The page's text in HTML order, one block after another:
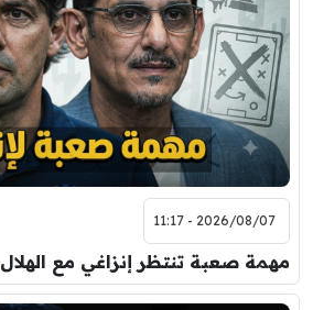
2026/08/07 - 11:17
مهمة صعبة تنتظر إنزاغي مع الهلال